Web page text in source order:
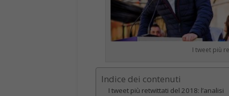
I tweet più
Indice dei contenuti
I tweet più retwittati del 2018: l’analisi